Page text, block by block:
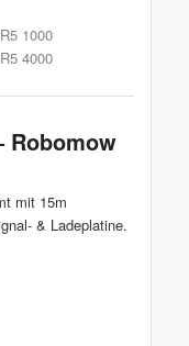
1000
4000
Robomow
mit 15m
& Ladeplatine.